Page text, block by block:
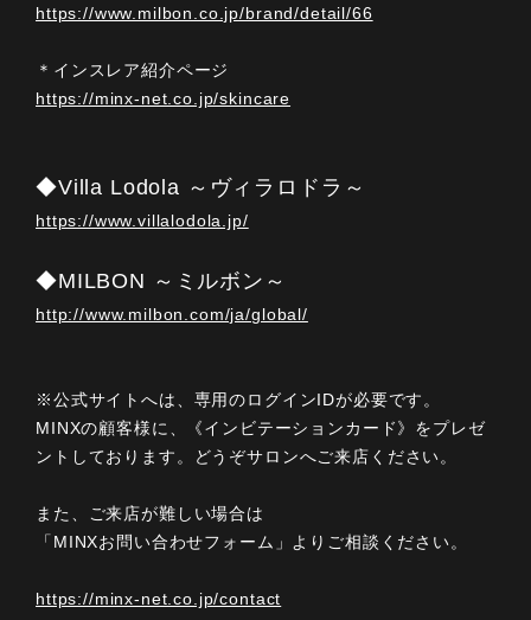
https://www.milbon.co.jp/brand/detail/66
＊インスレア紹介ページ
https://minx-net.co.jp/skincare
◆Villa Lodola ～ヴィラロドラ～
https://www.villalodola.jp/
◆MILBON ～ミルボン～
http://www.milbon.com/ja/global/
※公式サイトへは、専用のログインIDが必要です。
MINXの顧客様に、《インビテーションカード》をプレゼ
ントしております。どうぞサロンへご来店ください。
また、ご来店が難しい場合は
「MINXお問い合わせフォーム」よりご相談ください。
https://minx-net.co.jp/contact